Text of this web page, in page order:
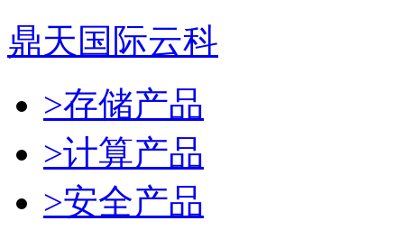
鼎天国际云科
>存储产品
>计算产品
>安全产品